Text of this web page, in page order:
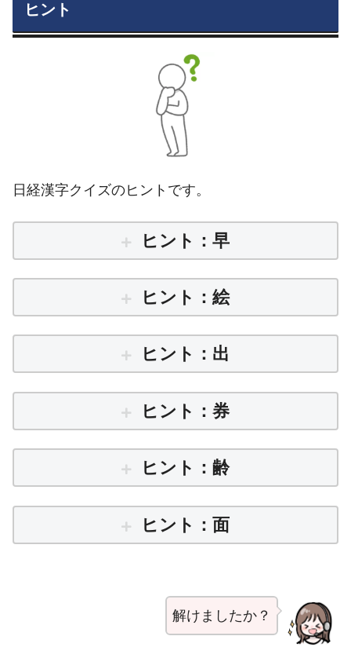
ヒント
日経漢字クイズのヒントです。
ヒント：早
ヒント：絵
ヒント：出
ヒント：券
ヒント：齢
ヒント：面
解けましたか？